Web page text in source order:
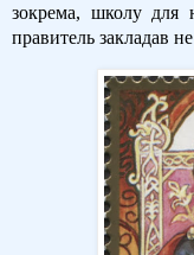
зокрема, школу для
правитель закладав